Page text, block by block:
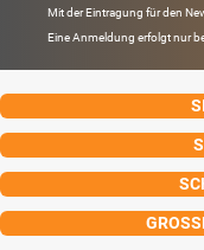
Mit der Eintragung für den
Eine Anmeldung erfolgt nur